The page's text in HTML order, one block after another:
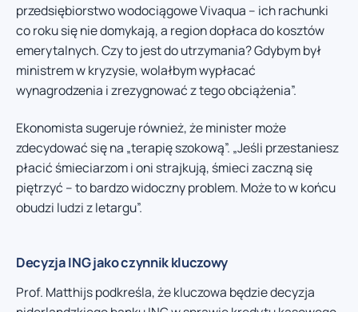
przedsiębiorstwo wodociągowe Vivaqua – ich rachunki
co roku się nie domykają, a region dopłaca do kosztów
emerytalnych. Czy to jest do utrzymania? Gdybym był
ministrem w kryzysie, wolałbym wypłacać
wynagrodzenia i zrezygnować z tego obciążenia”.
Ekonomista sugeruje również, że minister może
zdecydować się na „terapię szokową”. „Jeśli przestaniesz
płacić śmieciarzom i oni strajkują, śmieci zaczną się
piętrzyć – to bardzo widoczny problem. Może to w końcu
obudzi ludzi z letargu”.
Decyzja ING jako czynnik kluczowy
Prof. Matthijs podkreśla, że kluczowa będzie decyzja